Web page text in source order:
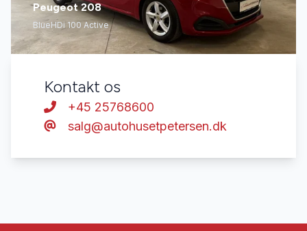
Peugeot 208
BlueHDi 100 Active
Kontakt os
+45 25768600
salg@autohusetpetersen.dk